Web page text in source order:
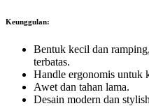
Keunggulan:
Bentuk kecil dan
terbatas.
Handle ergonomis untuk
Awet dan tahan lama.
Desain modern dan